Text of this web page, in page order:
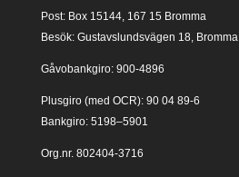
Post: Box 15144, 167 15 Bromma
Besök: Gustavslundsvägen 18, Bromma
Gåvobankgiro: 900-4896
Plusgiro (med OCR): 90 04 89-6
Bankgiro: 5198–5901
Org.nr. 802404-3716